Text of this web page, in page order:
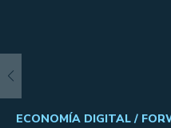
ECONOMÍA DIGITAL /